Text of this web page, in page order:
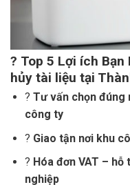
? Top 5 Lợi ích
hủy tài liệu tại
? Tư vấn chọn đúng
công ty
? Giao tận nơi khu
? Hóa đơn VAT –
nghiệp